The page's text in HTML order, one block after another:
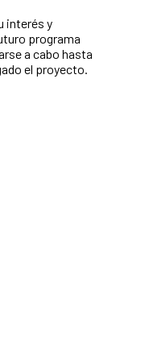
interés y
programa
a cabo hasta
el proyecto.